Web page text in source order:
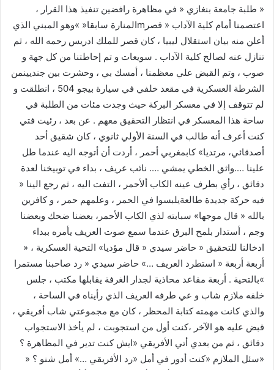
« طلبة جامعة بنغازي « في مظاهرة رافضين تنفيذ هذا القرار ،
اعتصمنا أمام كلية الآداب « قصرmالمنارة سابقا« »وهو المبني الذي
أعلن منه بيان استقلال ليبيا ، كان قصر للملك ادريس رحمه الله ، ثم
تنازل عنه لصالح كلية الآداب . سويعات و تم إحاطتنا من كل جهة و
صوب ، وتم القبض علي معظمنا ، أمسك بي ، وحشرت بين جنديينمن
الشرطة العسكرية في مقعد خلفي في سيارة بيجو 504 ، انطلقت و
لم تتوقف إلا في معسكر البركة حيث وجدت مئات من الطلبة في
ساحة هذا المعسكر في انتظار التحقيق معهم . عن بعد ، رئيت فتي
كنت أعرف أنه طالب في السنة الأولي ثانوي ، كان شقيق أحد
أصدقائي، مرتديا» كابمغربي أحمر ، أردت أن أتوجه اليه عندما طل
علينا ….واثق الخطي يمشي …. نائب عريف ، بداء في توبيخنا لعدة
دقائق ، رأي بطرف عينه الكاب ألأحمر ، التفت اليه ، ثم رجع الينا «
فيه حركة جديدة طالعةيلبسوا في الحمر ، وعلمهم حمر ، و كافرين
بالله « قال موجها» سبابته لذي الكاب الأحمر، بعضنا ضحك وبعضنا
وجم ، أستدار بلمح البرق عندما سمع صوت العريف يأمره ببداء
ادخالنا للتحقيق « حاضر سيدي « قال مؤديا» التحية العسكرية ، «
أربعة أربعة « استطرد العريف …» حاضر سيدي « رد صاحبنا مستمرا
»بالتحية . أربعة مقاعد محاذية لجدار الغرفة يقابلها مكتب ، جلس
خلفه ملازم شاب و عي طرفه العريف الذي رأيناه في الساحة ،
والذي كانت مهمته كتابة المحظر ، كان مع مجموعتي شاب أفريقي ،
قبض عليه هو الآخر ،كنت أول من استجوبت ، لم يأخذ الاستجواب
دقائق ، ثم من بعدي أتي الأفريقي «ايش كنت تدير في المظاهرة ؟
«سئل الملازم «كنت أدور في أمل «رد الأفريقي …» أمل شنو ؟ «